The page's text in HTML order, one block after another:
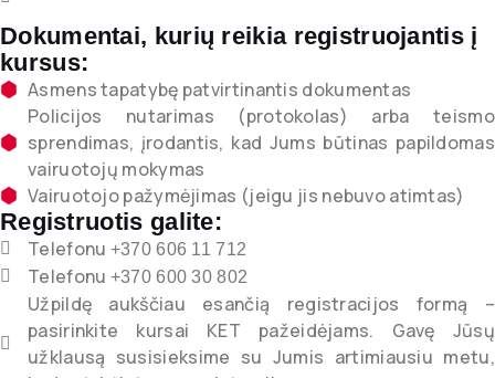
Dokumentai, kurių reikia registruojantis į
kursus:
Asmens tapatybę patvirtinantis dokumentas
Policijos nutarimas (protokolas) arba teismo
sprendimas, įrodantis, kad Jums būtinas papildomas
vairuotojų mokymas
Vairuotojo pažymėjimas (jeigu jis nebuvo atimtas)
Registruotis galite:
Telefonu +370 606 11 712
Telefonu +370 600 30 802
Užpildę aukščiau esančią registracijos formą –
pasirinkite kursai KET pažeidėjams. Gavę Jūsų
užklausą susisieksime su Jumis artimiausiu metu,